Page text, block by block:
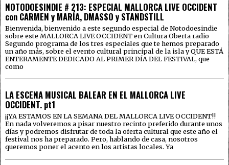
NOTODOESINDIE # 213: ESPECIAL MALLORCA LIVE OCCIDENT
con CARMEN y MARÍA, DMASSO y STANDSTILL
Bienvenida, bienvenido a este segundo especial de Notodoesindie
sobre este MALLORCA LIVE OCCIDENT en Cultura Oberta radio
Segundo programa de los tres especiales que te hemos preparado
un año más, sobre el evento cultural principal de la isla y QUE ESTÁ
ENTERAMENTE DEDICADO AL PRIMER DÍA DEL FESTIVAL, que
como
LA ESCENA MUSICAL BALEAR EN EL MALLORCA LIVE
OCCIDENT. pt1
¡¡YA ESTAMOS EN LA SEMANA DEL MALLORCA LIVE OCCIDENT!!
En nada volveremos a pisar nuestro recinto preferido durante unos
días y podremos disfrutar de toda la oferta cultural que este año el
festival nos ha preparado. Pero, hablando de casa, nosotros
queremos poner el acento en los artistas locales. Ya